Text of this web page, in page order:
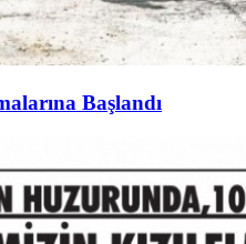
Başlandı